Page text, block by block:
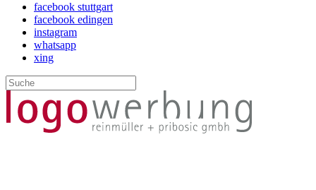
facebook stuttgart
facebook edingen
instagram
whatsapp
xing